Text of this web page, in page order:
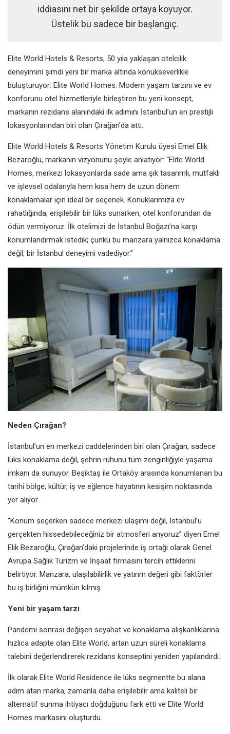
iddiasını net bir şekilde ortaya koyuyor.
Üstelik bu sadece bir başlangıç.
Elite World Hotels & Resorts, 50 yıla yaklaşan otelcilik
deneyimini şimdi yeni bir marka altında konukseverlikle
buluşturuyor: Elite World Homes. Modern yaşam tarzını ve ev
konforunu otel hizmetleriyle birleştiren bu yeni konsept,
markanın rezidans alanındaki ilk adımını İstanbul’un en prestijli
lokasyonlarından biri olan Çırağan’da attı.
Elite World Hotels & Resorts Yönetim Kurulu üyesi Emel Elik
Bezaroğlu, markanın vizyonunu şöyle anlatıyor: “Elite World
Homes, merkezi lokasyonlarda sade ama şık tasarımlı, mutfaklı
ve işlevsel odalarıyla hem kısa hem de uzun dönem
konaklamalar için ideal bir seçenek. Konuklarımıza ev
rahatlığında, erişilebilir bir lüks sunarken, otel konforundan da
ödün vermiyoruz. İlk otelimizi de İstanbul Boğazı’na karşı
konumlandırmak istedik; çünkü bu manzara yalnızca konaklama
değil, bir İstanbul deneyimi vadediyor.”
Neden Çırağan?
İstanbul’un en merkezi caddelerinden biri olan Çırağan, sadece
lüks konaklama değil, şehrin ruhunu tüm zenginliğiyle yaşama
imkanı da sunuyor. Beşiktaş ile Ortaköy arasında konumlanan bu
tarihi bölge; kültür, iş ve eğlence hayatının kesişim noktasında
yer alıyor.
“Konum seçerken sadece merkezi ulaşımı değil, İstanbul’u
gerçekten hissedebileceğiniz bir atmosferi arıyoruz” diyen Emel
Elik Bezaroğlu, Çırağan’daki projelerinde iş ortağı olarak Genel
Avrupa Sağlık Turizm ve İnşaat firmasını tercih ettiklerini
belirtiyor. Manzara, ulaşılabilirlik ve yatırım değeri gibi faktörler
bu iş birliğini mümkün kılmış.
Yeni bir yaşam tarzı
Pandemi sonrası değişen seyahat ve konaklama alışkanlıklarına
hızlıca adapte olan Elite World, artan uzun süreli konaklama
talebini değerlendirerek rezidans konseptini yeniden yapılandırdı.
İlk olarak Elite World Residence ile lüks segmentte bu alana
adım atan marka, zamanla daha erişilebilir ama kaliteli bir
alternatif sunma ihtiyacı doğduğunu fark etti ve Elite World
Homes markasını oluşturdu.